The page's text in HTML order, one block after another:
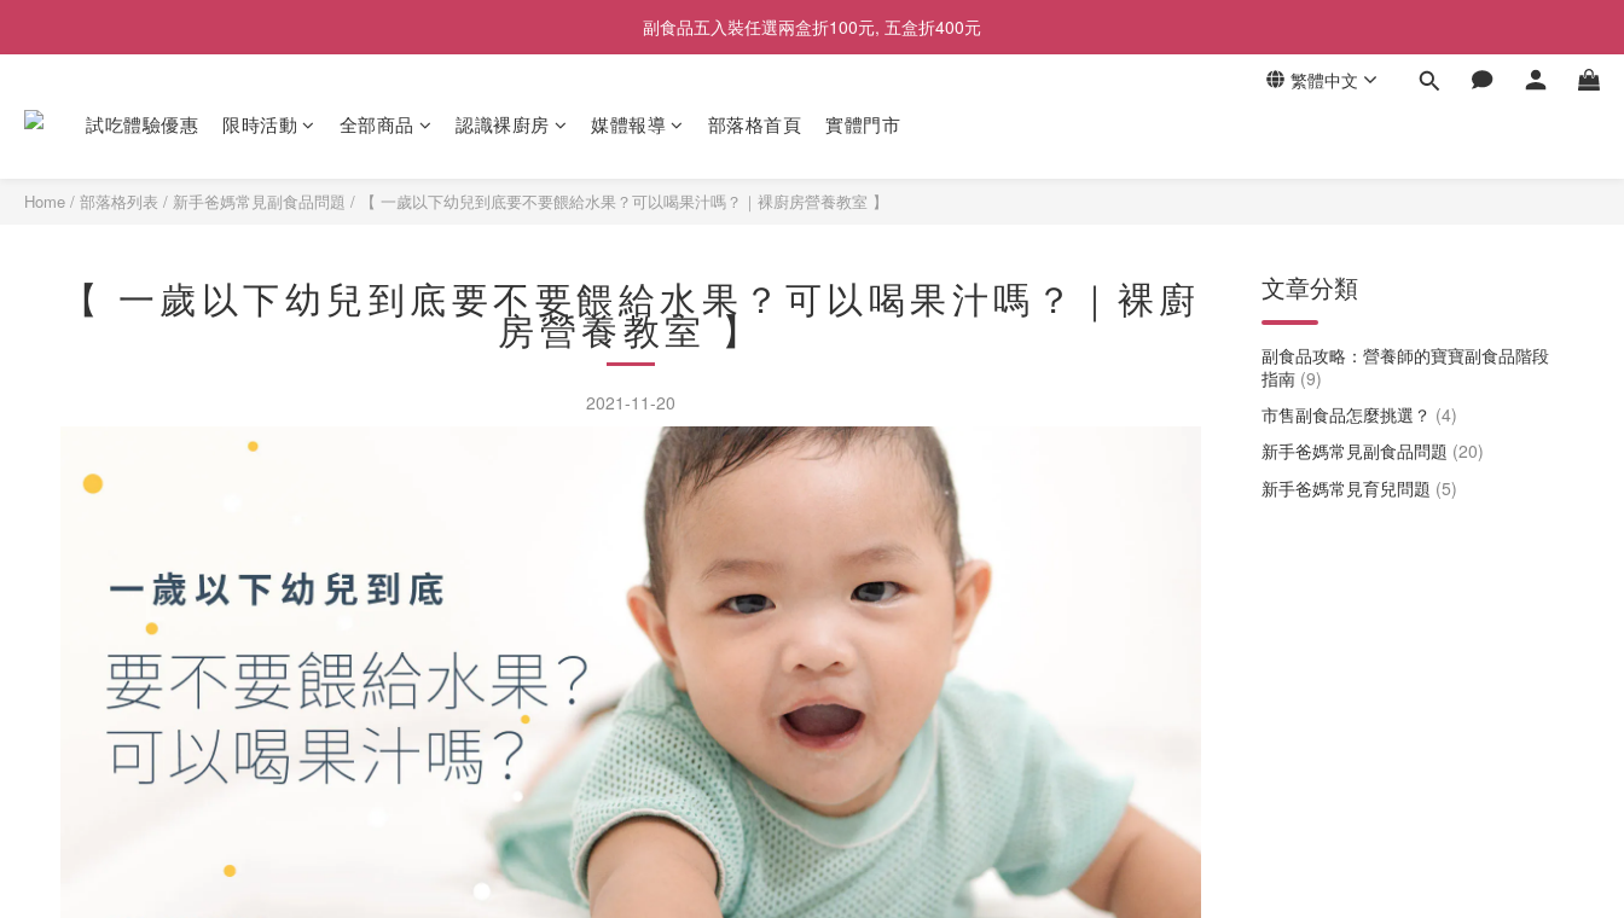
2026商品售價調整公告｜9月1日起適用
副食品五入裝任選兩盒折100元, 五盒折400元
繁體中文
試吃體驗優惠 限時活動 全部商品 認識裸廚房 媒體報導 部落格首頁 實體門市
Home / 部落格列表 / 新手爸媽常見副食品問題 / 【 一歲以下幼兒到底要不要餵給水果？可以喝果汁嗎？｜裸廚房營養教室 】
【 一歲以下幼兒到底要不要餵給水果？可以喝果汁嗎？｜裸廚
房營養教室 】
2021-11-20
文章分類
副食品攻略：營養師的寶寶副食品階段
指南 (9)
市售副食品怎麼挑選？ (4)
新手爸媽常見副食品問題 (20)
新手爸媽常見育兒問題 (5)